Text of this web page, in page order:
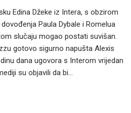
Edina Džeke iz Intera, s obzirom
Paula Dybale i Romelua
slučaju mogao postati suvišan.
gotovo sigurno napušta Alexis
dana ugovora s Interom vrijedan
su objavili da bi…